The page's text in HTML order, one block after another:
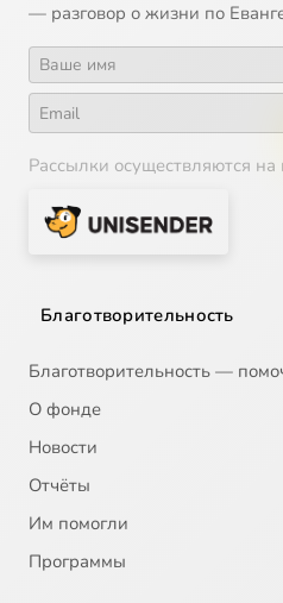
— разговор о жизни по
Рассылки осуществляются
Благотворительность
Благотворительность —
О фонде
Новости
Отчёты
Им помогли
Программы